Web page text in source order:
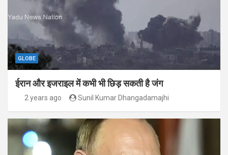
GLOBE
ईरान और इजराइल में कभी भी छिड़ सकती है जंग
2 years ago Sunil Kumar Dhangadamajhi